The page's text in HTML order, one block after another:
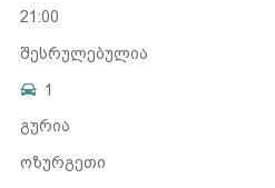
21:00
შესრულებულია
1
გურია
ოზურგეთი